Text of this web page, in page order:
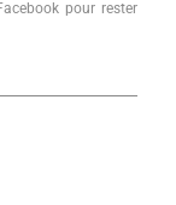
pour rester